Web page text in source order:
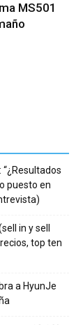
MS501
puesto en
in y sell
top ten
a HyunJe